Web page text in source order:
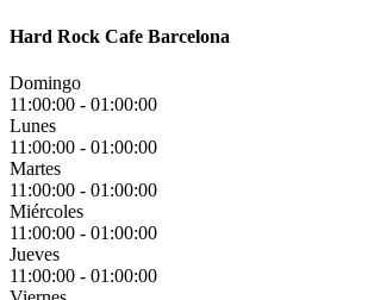
Hard Rock Cafe Barcelona
Domingo
11:00:00 - 01:00:00
Lunes
11:00:00 - 01:00:00
Martes
11:00:00 - 01:00:00
Miércoles
11:00:00 - 01:00:00
Jueves
11:00:00 - 01:00:00